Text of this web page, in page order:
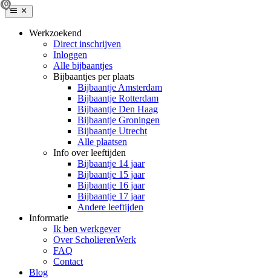
Werkzoekend
Direct inschrijven
Inloggen
Alle bijbaantjes
Bijbaantjes per plaats
Bijbaantje Amsterdam
Bijbaantje Rotterdam
Bijbaantje Den Haag
Bijbaantje Groningen
Bijbaantje Utrecht
Alle plaatsen
Info over leeftijden
Bijbaantje 14 jaar
Bijbaantje 15 jaar
Bijbaantje 16 jaar
Bijbaantje 17 jaar
Andere leeftijden
Informatie
Ik ben werkgever
Over ScholierenWerk
FAQ
Contact
Blog